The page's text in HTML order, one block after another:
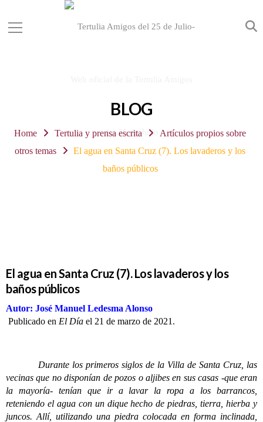
BLOG
Home Tertulia y prensa escrita
Artículos propios sobre
otros temas
El agua en Santa Cruz (7). Los lavaderos y los
baños públicos
El agua en Santa Cruz (7). Los lavaderos y los
baños públicos
Autor: José Manuel Ledesma Alonso
Publicado en El Día el 21 de marzo de 2021.
Durante los primeros siglos de la Villa de Santa Cruz, las
vecinas que no disponían de pozos o aljibes en sus casas -que eran
la mayoría- tenían que ir a lavar la ropa a los barrancos,
reteniendo el agua con un dique hecho de piedras, tierra, hierba y
juncos. Allí, utilizando una piedra colocada en forma inclinada,